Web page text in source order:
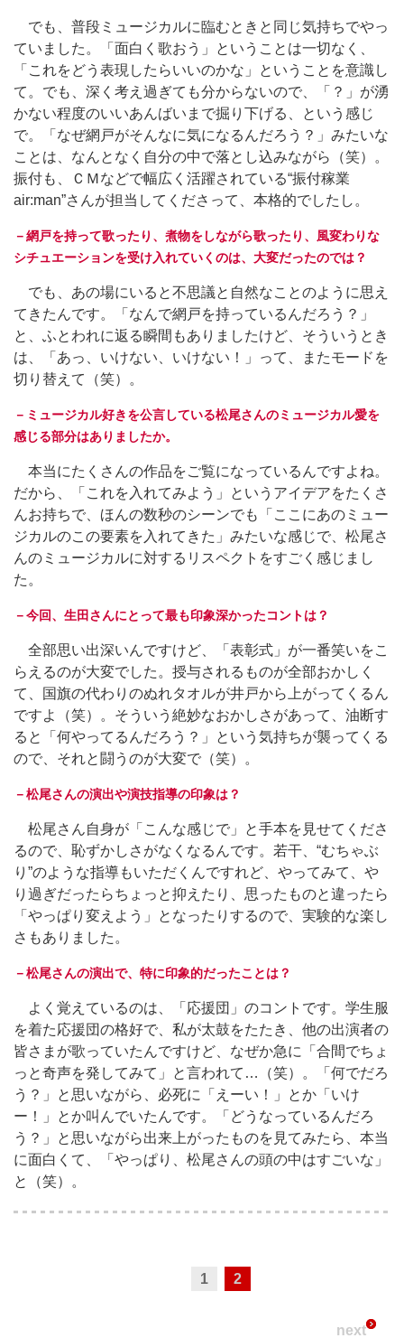
でも、普段ミュージカルに臨むときと同じ気持ちでやっ
ていました。「面白く歌おう」ということは一切なく、
「これをどう表現したらいいのかな」ということを意識し
て。でも、深く考え過ぎても分からないので、「？」が湧
かない程度のいいあんばいまで掘り下げる、という感じ
で。「なぜ網戸がそんなに気になるんだろう？」みたいな
ことは、なんとなく自分の中で落とし込みながら（笑）。
振付も、ＣＭなどで幅広く活躍されている“振付稼業
air:man”さんが担当してくださって、本格的でしたし。
－網戸を持って歌ったり、煮物をしながら歌ったり、風変わりな
シチュエーションを受け入れていくのは、大変だったのでは？
でも、あの場にいると不思議と自然なことのように思え
てきたんです。「なんで網戸を持っているんだろう？」
と、ふとわれに返る瞬間もありましたけど、そういうとき
は、「あっ、いけない、いけない！」って、またモードを
切り替えて（笑）。
－ミュージカル好きを公言している松尾さんのミュージカル愛を
感じる部分はありましたか。
本当にたくさんの作品をご覧になっているんですよね。
だから、「これを入れてみよう」というアイデアをたくさ
んお持ちで、ほんの数秒のシーンでも「ここにあのミュー
ジカルのこの要素を入れてきた」みたいな感じで、松尾さ
んのミュージカルに対するリスペクトをすごく感じまし
た。
－今回、生田さんにとって最も印象深かったコントは？
全部思い出深いんですけど、「表彰式」が一番笑いをこ
らえるのが大変でした。授与されるものが全部おかしく
て、国旗の代わりのぬれタオルが井戸から上がってくるん
ですよ（笑）。そういう絶妙なおかしさがあって、油断す
ると「何やってるんだろう？」という気持ちが襲ってくる
ので、それと闘うのが大変で（笑）。
－松尾さんの演出や演技指導の印象は？
松尾さん自身が「こんな感じで」と手本を見せてくださ
るので、恥ずかしさがなくなるんです。若干、“むちゃぶ
り”のような指導もいただくんですれど、やってみて、や
り過ぎだったらちょっと抑えたり、思ったものと違ったら
「やっぱり変えよう」となったりするので、実験的な楽し
さもありました。
－松尾さんの演出で、特に印象的だったことは？
よく覚えているのは、「応援団」のコントです。学生服
を着た応援団の格好で、私が太鼓をたたき、他の出演者の
皆さまが歌っていたんですけど、なぜか急に「合間でちょ
っと奇声を発してみて」と言われて…（笑）。「何でだろ
う？」と思いながら、必死に「えーい！」とか「いけ
ー！」とか叫んでいたんです。「どうなっているんだろ
う？」と思いながら出来上がったものを見てみたら、本当
に面白くて、「やっぱり、松尾さんの頭の中はすごいな」
と（笑）。
1 2
next